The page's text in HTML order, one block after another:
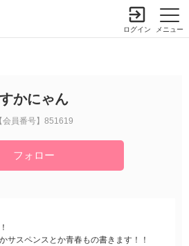
メニュー
ログイン
すかにゃん
【会員番号】851619
フォロー
サスペンスとか青春もの書きます！！